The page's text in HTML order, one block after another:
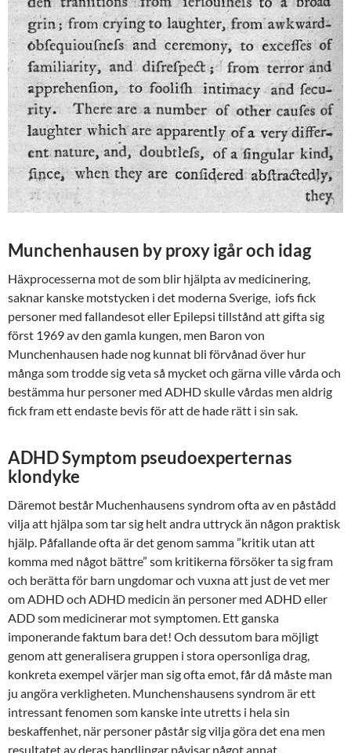
Munchenhausen by proxy igår och idag
Häxprocesserna mot de som blir hjälpta av medicinering,
saknar kanske motstycken i det moderna Sverige, iofs fick
personer med fallandesot eller Epilepsi tillstånd att gifta sig
först 1969 av den gamla kungen, men Baron von
Munchenhausen hade nog kunnat bli förvånad över hur
många som trodde sig veta så mycket och gärna ville vårda och
bestämma hur personer med ADHD skulle vårdas men aldrig
fick fram ett endaste bevis för att de hade rätt i sin sak.
ADHD Symptom pseudoexperternas
klondyke
Däremot består Muchenhausens syndrom ofta av en påstådd
vilja att hjälpa som tar sig helt andra uttryck än någon praktisk
hjälp. Påfallande ofta är det genom samma ”kritik utan att
komma med något bättre” som kritikerna försöker ta sig fram
och berätta för barn ungdomar och vuxna att just de vet mer
om ADHD och ADHD medicin än personer med ADHD eller
ADD som medicinerar mot symptomen. Ett ganska
imponerande faktum bara det! Och dessutom bara möjligt
genom att generalisera gruppen i stora opersonliga drag,
konkreta exempel värjer man sig ofta emot, får då måste man
ju angöra verkligheten. Munchenshausens syndrom är ett
intressant fenomen som kanske inte utretts i hela sin
beskaffenhet, när personer påstår sig vilja göra det ena men
resultatet av deras handlingar påvisar något annat.